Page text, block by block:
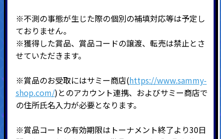
※不測の事態が生じた際の個別の補填対応等は予定し
ておりません。
※獲得した賞品、賞品コードの譲渡、転売は禁止とさ
せていただきます。
※賞品のお受取にはサミー商店(https://www.sammy-
shop.com/)とのアカウント連携、およびサミー商店で
の住所氏名入力が必要となります。
※賞品コードの有効期限はトーナメント終了より30日